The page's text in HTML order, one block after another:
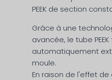
PEEK de section
Grâce à une
avancée, le tube
automatiquement
moule.
En raison de l'effet